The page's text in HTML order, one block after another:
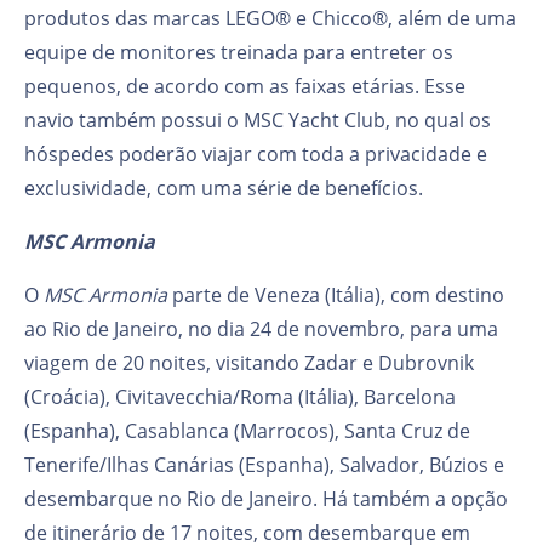
produtos das marcas LEGO® e Chicco®, além de uma
equipe de monitores treinada para entreter os
pequenos, de acordo com as faixas etárias. Esse
navio também possui o MSC Yacht Club, no qual os
hóspedes poderão viajar com toda a privacidade e
exclusividade, com uma série de benefícios.
MSC Armonia
O MSC Armoniaparte de Veneza (Itália), com destino
ao Rio de Janeiro, no dia 24 de novembro, para uma
viagem de 20 noites, visitando Zadar e Dubrovnik
(Croácia), Civitavecchia/Roma (Itália), Barcelona
(Espanha), Casablanca (Marrocos), Santa Cruz de
Tenerife/Ilhas Canárias (Espanha), Salvador, Búzios e
desembarque no Rio de Janeiro. Há também a opção
de itinerário de 17 noites, com desembarque em